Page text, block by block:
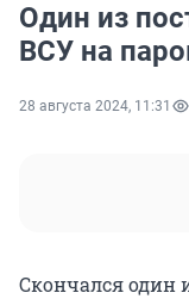
Один из
ВСУ на
28 августа 2024, 11:31
Скончался один